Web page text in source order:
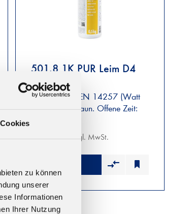
zu können
unserer
Informationen
Ihrer Nutzung
501.8 1K PUR Leim D4
Geprüft nach EN 14257 (Watt
91). Farbe: braun. Offene Zeit:
Ab 14,38 € zzgl. MwSt.